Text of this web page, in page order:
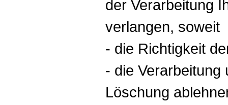
der Verarbeitung
verlangen, soweit
- die Richtigkeit
- die
Löschung